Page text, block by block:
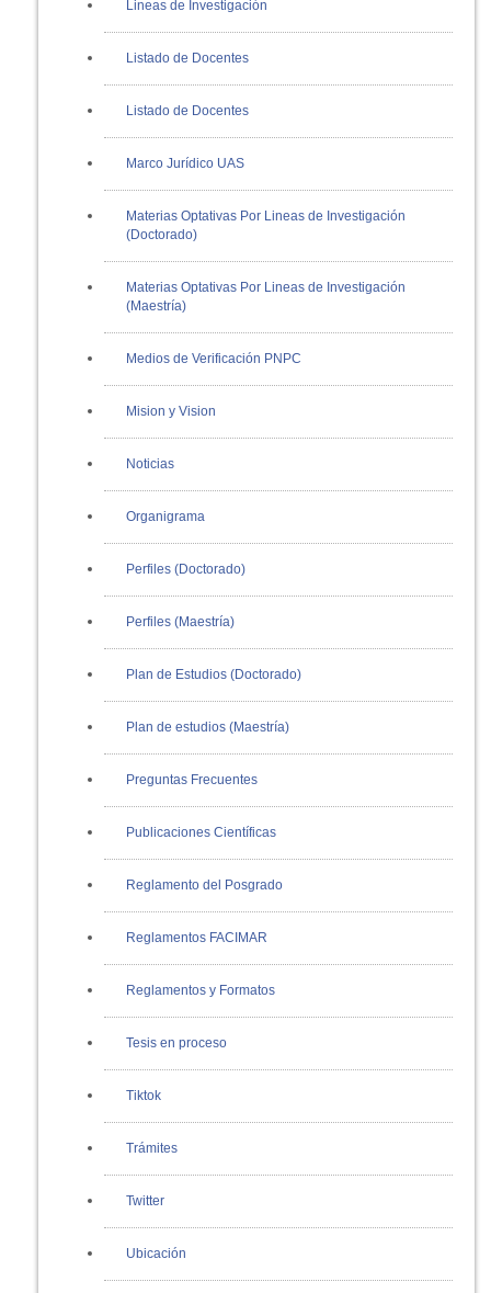
Lineas de Investigación
Listado de Docentes
Listado de Docentes
Marco Jurídico UAS
Materias Optativas Por Lineas de Investigación
(Doctorado)
Materias Optativas Por Lineas de Investigación
(Maestría)
Medios de Verificación PNPC
Mision y Vision
Noticias
Organigrama
Perfiles (Doctorado)
Perfiles (Maestría)
Plan de Estudios (Doctorado)
Plan de estudios (Maestría)
Preguntas Frecuentes
Publicaciones Científicas
Reglamento del Posgrado
Reglamentos FACIMAR
Reglamentos y Formatos
Tesis en proceso
Tiktok
Trámites
Twitter
Ubicación